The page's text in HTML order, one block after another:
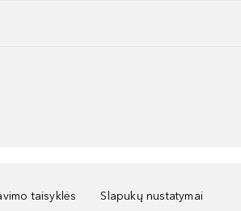
taisyklės Slapukų nustatymai